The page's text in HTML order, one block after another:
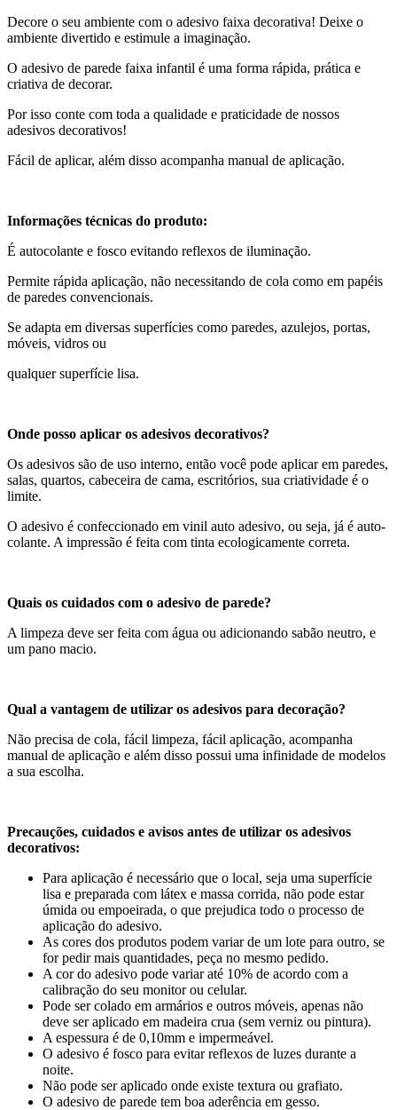
Decore o seu ambiente com o adesivo faixa decorativa! Deixe o
ambiente divertido e estimule a imaginação.
O adesivo de parede faixa infantil é uma forma rápida, prática e
criativa de decorar.
Por isso conte com toda a qualidade e praticidade de nossos
adesivos decorativos!
Fácil de aplicar, além disso acompanha manual de aplicação.
Informações técnicas do produto:
É autocolante e fosco evitando reflexos de iluminação.
Permite rápida aplicação, não necessitando de cola como em papéis
de paredes convencionais.
Se adapta em diversas superfícies como paredes, azulejos, portas,
móveis, vidros ou
qualquer superfície lisa.
Onde posso aplicar os adesivos decorativos?
Os adesivos são de uso interno, então você pode aplicar em paredes,
salas, quartos, cabeceira de cama, escritórios, sua criatividade é o
limite.
O adesivo é confeccionado em vinil auto adesivo, ou seja, já é auto-
colante. A impressão é feita com tinta ecologicamente correta.
Quais os cuidados com o adesivo de parede?
A limpeza deve ser feita com água ou adicionando sabão neutro, e
um pano macio.
Qual a vantagem de utilizar os adesivos para decoração?
Não precisa de cola, fácil limpeza, fácil aplicação, acompanha
manual de aplicação e além disso possui uma infinidade de modelos
a sua escolha.
Precauções, cuidados e avisos antes de utilizar os adesivos
decorativos:
Para aplicação é necessário que o local, seja uma superfície
lisa e preparada com látex e massa corrida, não pode estar
úmida ou empoeirada, o que prejudica todo o processo de
aplicação do adesivo.
As cores dos produtos podem variar de um lote para outro, se
for pedir mais quantidades, peça no mesmo pedido.
A cor do adesivo pode variar até 10% de acordo com a
calibração do seu monitor ou celular.
Pode ser colado em armários e outros móveis, apenas não
deve ser aplicado em madeira crua (sem verniz ou pintura).
A espessura é de 0,10mm e impermeável.
O adesivo é fosco para evitar reflexos de luzes durante a
noite.
Não pode ser aplicado onde existe textura ou grafiato.
O adesivo de parede tem boa aderência em gesso.